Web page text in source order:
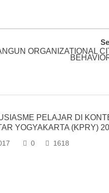
ORGANIZATIONAL
PELAJAR DI
YOGYAKARTA (KPRY)
0 1618